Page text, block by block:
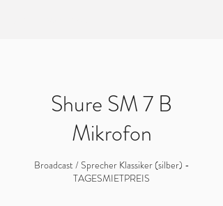
Shure SM 7 B
Mikrofon
Broadcast / Sprecher Klassiker (silber) -
TAGESMIETPREIS